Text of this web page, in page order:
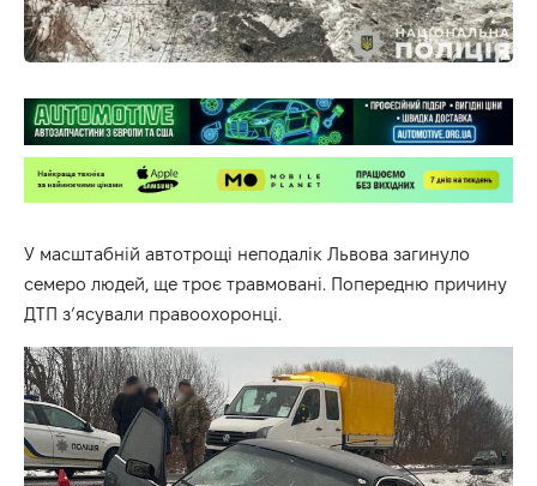
У масштабній автотрощі неподалік Львова загинуло
семеро людей, ще троє травмовані. Попередню причину
ДТП з’ясували правоохоронці.